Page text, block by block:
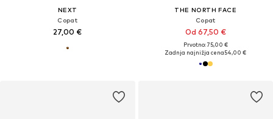
NEXT
Copat
27,00 €
THE NORTH FACE
Copat
Od 67,50 €
Prvotno: 75,00 €
Zadnja najnižja cena54,00 €